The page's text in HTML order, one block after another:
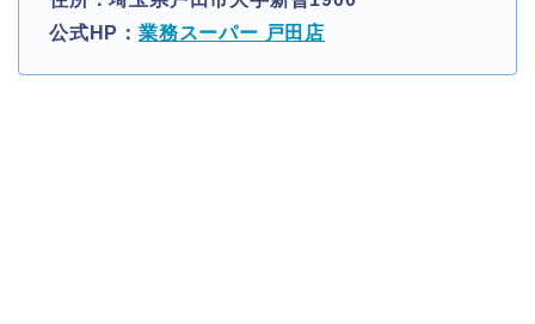
公式HP： 業務スーパー 戸田店